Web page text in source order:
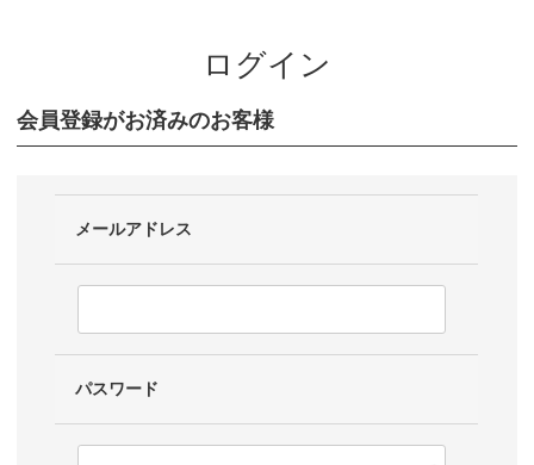
ログイン
会員登録がお済みのお客様
メールアドレス
パスワード